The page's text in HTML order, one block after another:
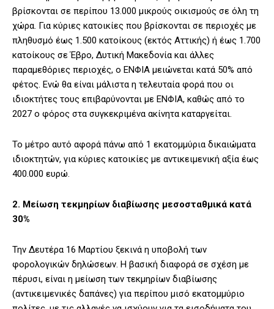
βρίσκονται σε περίπου 13.000 μικρούς οικισμούς σε όλη τη
χώρα. Για κύριες κατοικίες που βρίσκονται σε περιοχές με
πληθυσμό έως 1.500 κατοίκους (εκτός Αττικής) ή έως 1.700
κατοίκους σε Έβρο, Δυτική Μακεδονία και άλλες
παραμεθόριες περιοχές, ο ΕΝΦΙΑ μειώνεται κατά 50% από
φέτος. Ενώ θα είναι μάλιστα η τελευταία φορά που οι
ιδιοκτήτες τους επιβαρύνονται με ΕΝΦΙΑ, καθώς από το
2027 ο φόρος στα συγκεκριμένα ακίνητα καταργείται.
Το μέτρο αυτό αφορά πάνω από 1 εκατομμύρια δικαιώματα
ιδιοκτητών, για κύριες κατοικίες με αντικειμενική αξία έως
400.000 ευρώ.
2. Μείωση τεκμηρίων διαβίωσης μεσοσταθμικά κατά
30%
Την Δευτέρα 16 Μαρτίου ξεκινά η υποβολή των
φορολογικών δηλώσεων. Η βασική διαφορά σε σχέση με
πέρυσι, είναι η μείωση των τεκμηρίων διαβίωσης
(αντικειμενικές δαπάνες) για περίπου μισό εκατομμύριο